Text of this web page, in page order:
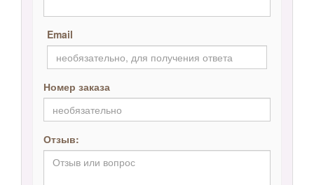
Email
Номер заказа
Отзыв: